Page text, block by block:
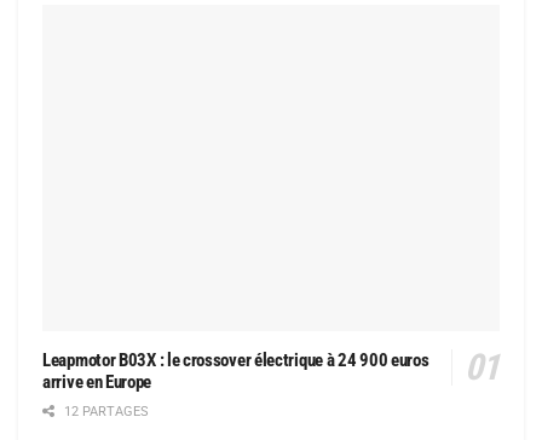
Leapmotor B03X : le crossover électrique à 24 900 euros
arrive en Europe
12 PARTAGES